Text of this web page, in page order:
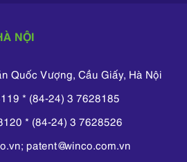
NỘI
Quốc Vượng, Cầu Giấy, Hà Nội
* (84-24) 3 7628185
* (84-24) 3 7628526
patent@winco.com.vn